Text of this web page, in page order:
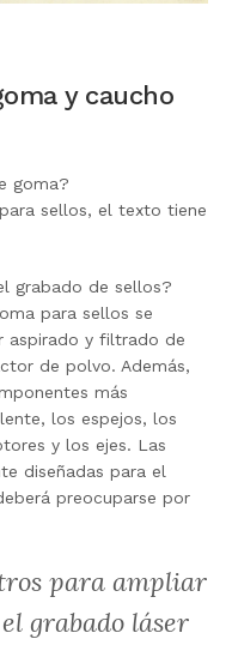
y caucho
goma?
sellos, el texto tiene
grabado de sellos?
para sellos se
aspirado y filtrado de
de polvo. Además,
más
los espejos, los
y los ejes. Las
diseñadas para el
preocuparse por
para ampliar
grabado láser